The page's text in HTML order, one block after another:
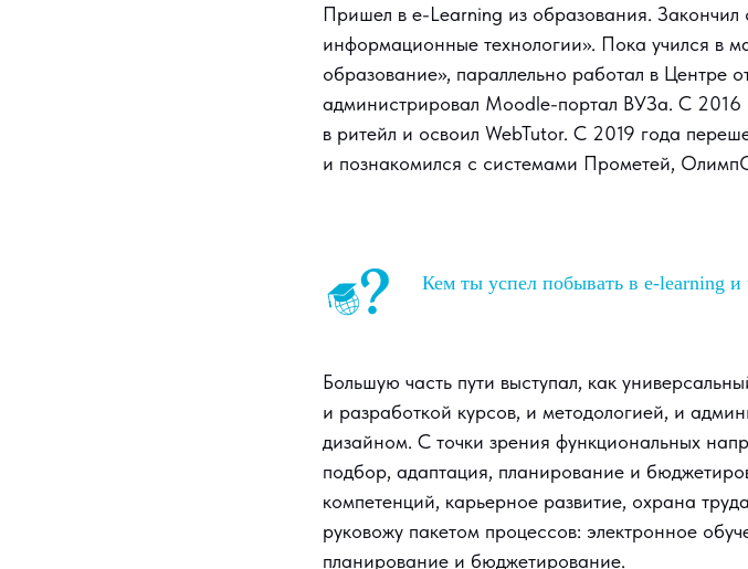
Пришел в e-Learning из образования. Закончил
информационные технологии». Пока учился в
образование», параллельно работал в Центре
администрировал Moodle-портал ВУЗа. С
в ритейл и освоил WebTutor. С 2019 года
и познакомился с системами Прометей,
Кем ты успел побывать в e-learning и
Большую часть пути выступал, как
и разработкой курсов, и методологией, и
дизайном. С точки зрения функциональных
подбор, адаптация, планирование и
компетенций, карьерное развитие, охрана
руковожу пакетом процессов: электронное
планирование и бюджетирование.